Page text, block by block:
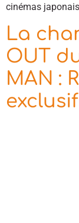
cinémas
La
OUT
MAN :
exclusif